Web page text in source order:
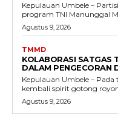
Kepulauan Umbele –
program TNI Manunggal
Agustus 9, 2026
TMMD
KOLABORASI SATGAS
DALAM PENGECORAN
Kepulauan Umbele –
kembali spirit gotong
Agustus 9, 2026